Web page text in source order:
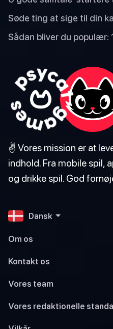
Søde ting at sige til din
Sådan bliver du populær:
✌️ Vores mission er at
indhold. Fra mobile spil,
og drikke spil. God
Dansk
Om os
Kontakt os
Vores team
Vores redaktionelle